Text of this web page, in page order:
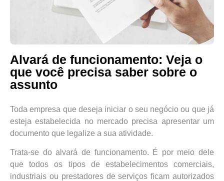
Alvará de funcionamento: Veja o
que você precisa saber sobre o
assunto
Toda empresa que deseja iniciar o seu negócio ou que já
esteja estabelecida no mercado precisa apresentar um
documento que legalize a sua atividade.
Trata-se do alvará de funcionamento. É por meio dele
que todos os tipos de estabelecimentos comerciais,
industriais ou prestadores de serviços ficam autorizados